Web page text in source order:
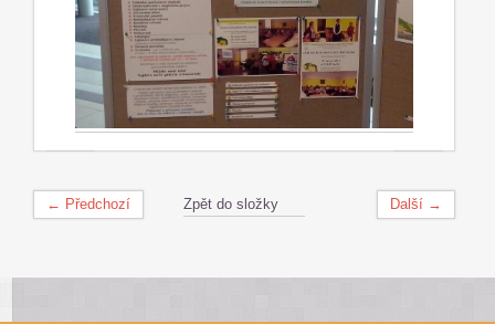
← Předchozí Další →
Zpět do složky